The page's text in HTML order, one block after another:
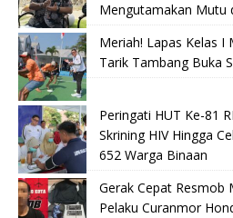
Mengutamakan Mutu
Meriah! Lapas Kelas I
Tarik Tambang Buka
Peringati HUT Ke-81
Skrining HIV Hingga
652 Warga Binaan
Gerak Cepat Resmob
Pelaku Curanmor